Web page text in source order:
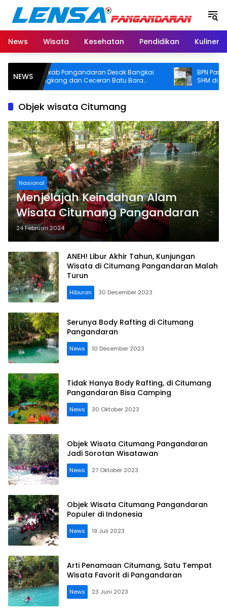
Langsung
konten
News
Wisata Kesehatan Pendidikan Kuliner
NEWS
Pemkab Pangandaran Desak Bangkai
Tongkang dan Ceceran Batu Bara
Segera Diangkat, Soroti Buruknya
BPN
SHM di Pantai
Usut Asal-usul
Objek wisata Citumang
Nasional
Menjelajah Keindahan Alam
Wisata Citumang Pangandaran
24 Februari 2024
ANEH! Libur Akhir Tahun, Kunjungan
Wisata di Citumang Pangandaran Malah
Turun
Hiburan 30 Desember 2023
Serunya Body Rafting di Citumang
Pangandaran
News 10 Desember 2023
Tidak Hanya Body Rafting, di Citumang
Pangandaran Bisa Camping
News 30 Oktober 2023
Objek Wisata Citumang Pangandaran
Jadi Sorotan Wisatawan
News 27 Oktober 2023
Objek Wisata Citumang Pangandaran
Populer di Indonesia
News 19 Juli 2023
Arti Penamaan Citumang, Satu Tempat
Wisata Favorit di Pangandaran
News 23 Juni 2023